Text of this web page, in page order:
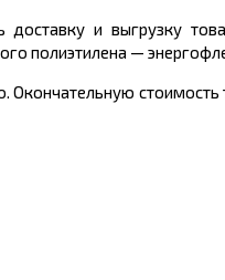
и выгрузку
полиэтилена —